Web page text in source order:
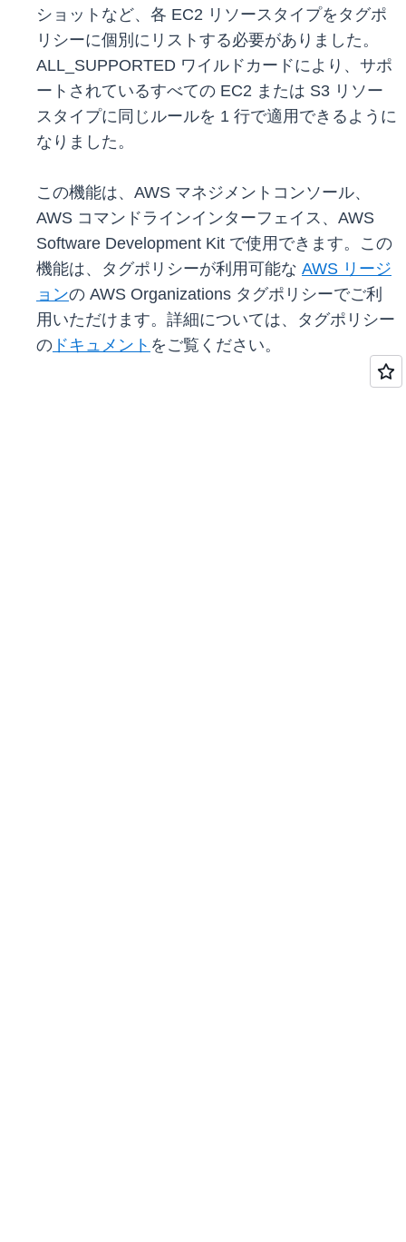
ショットなど、各 EC2 リソースタイプをタグポ
リシーに個別にリストする必要がありました。
ALL_SUPPORTED ワイルドカードにより、サポ
ートされているすべての EC2 または S3 リソー
スタイプに同じルールを 1 行で適用できるように
なりました。
この機能は、AWS マネジメントコンソール、
AWS コマンドラインインターフェイス、AWS
Software Development Kit で使用できます。この
機能は、タグポリシーが利用可能な AWS リージ
ョンの AWS Organizations タグポリシーでご利
用いただけます。詳細については、タグポリシー
の ドキュメント をご覧ください。